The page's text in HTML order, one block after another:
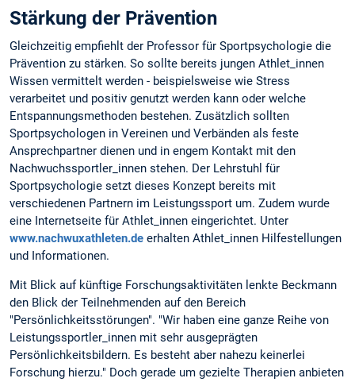
Stärkung der Prävention
Gleichzeitig empfiehlt der Professor für Sportpsychologie die
Prävention zu stärken. So sollte bereits jungen Athlet_innen
Wissen vermittelt werden - beispielsweise wie Stress
verarbeitet und positiv genutzt werden kann oder welche
Entspannungsmethoden bestehen. Zusätzlich sollten
Sportpsychologen in Vereinen und Verbänden als feste
Ansprechpartner dienen und in engem Kontakt mit den
Nachwuchssportler_innen stehen. Der Lehrstuhl für
Sportpsychologie setzt dieses Konzept bereits mit
verschiedenen Partnern im Leistungssport um. Zudem wurde
eine Internetseite für Athlet_innen eingerichtet. Unter
www.nachwuxathleten.de erhalten Athlet_innen Hilfestellungen
und Informationen.
Mit Blick auf künftige Forschungsaktivitäten lenkte Beckmann
den Blick der Teilnehmenden auf den Bereich
"Persönlichkeitsstörungen". "Wir haben eine ganze Reihe von
Leistungssportler_innen mit sehr ausgeprägten
Persönlichkeitsbildern. Es besteht aber nahezu keinerlei
Forschung hierzu." Doch gerade um gezielte Therapien anbieten